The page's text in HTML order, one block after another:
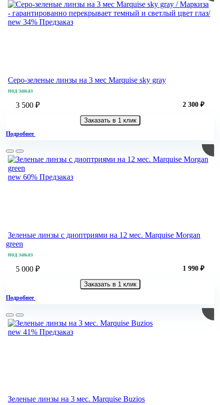
new 34% Предзаказ
Серо-зеленые линзы на 3 мес Marquise sky gray
под заказ
3 500 ₽ 2 300 ₽
Заказать в 1 клик
Подробнее
new 60% Предзаказ
Зеленые линзы с диоптриями на 12 мес. Marquise Morgan
green
под заказ
5 000 ₽ 1 990 ₽
Заказать в 1 клик
Подробнее
new 41% Предзаказ
Зеленые линзы на 3 мес. Marquise Buzios